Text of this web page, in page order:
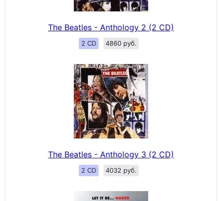
The Beatles - Anthology 2 (2 CD)
2 CD 4860 руб.
The Beatles - Anthology 3 (2 CD)
2 CD 4032 руб.